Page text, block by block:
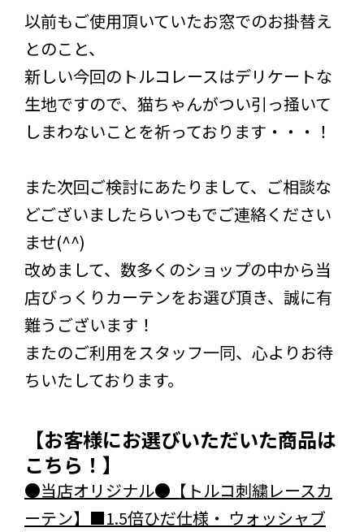
以前もご使用頂いていたお窓でのお掛替え
とのこと、
新しい今回のトルコレースはデリケートな
生地ですので、猫ちゃんがつい引っ掻いて
しまわないことを祈っております・・・！
また次回ご検討にあたりまして、ご相談な
どございましたらいつもでご連絡ください
ませ(^^)
改めまして、数多くのショップの中から当
店びっくりカーテンをお選び頂き、誠に有
難うございます！
またのご利用をスタッフ一同、心よりお待
ちいたしております。
【お客様にお選びいただいた商品は
こちら！】
●当店オリジナル●【トルコ刺繍レースカ
ーテン】■1.5倍ひだ仕様・ ウォッシャブ